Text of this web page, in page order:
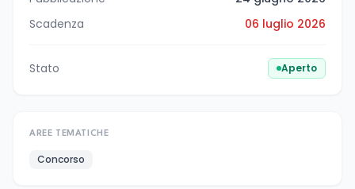
Scadenza
06 luglio 2026
Stato Aperto
AREE TEMATICHE
Concorso